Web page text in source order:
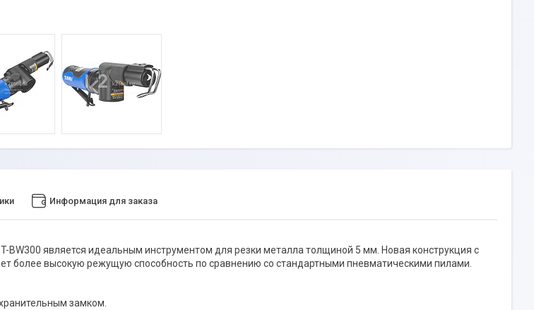
Информация для заказа
BW300 является идеальным инструментом для резки металла толщиной 5 мм. Новая конструкция с
более высокую режущую способность по сравнению со стандартными пневматическими пилами.
замком.